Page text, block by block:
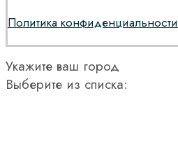
Политика конфиденциальности
Укажите ваш город
Выберите из списка: